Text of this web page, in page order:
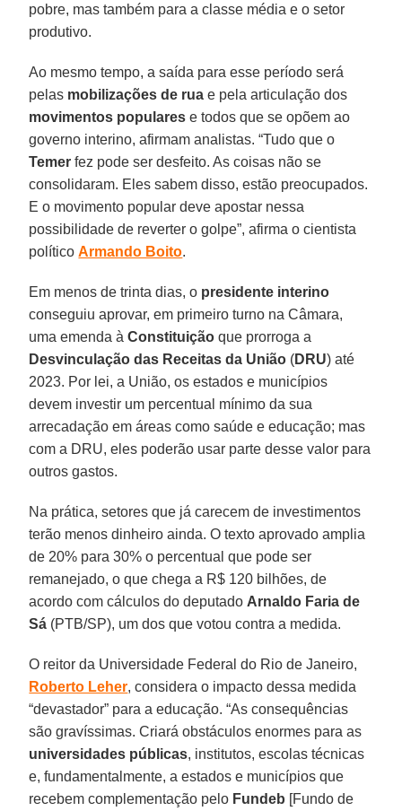
pobre, mas também para a classe média e o setor
produtivo.
Ao mesmo tempo, a saída para esse período será
pelas mobilizações de rua e pela articulação dos
movimentos populares e todos que se opõem ao
governo interino, afirmam analistas. “Tudo que o
Temer fez pode ser desfeito. As coisas não se
consolidaram. Eles sabem disso, estão preocupados.
E o movimento popular deve apostar nessa
possibilidade de reverter o golpe”, afirma o cientista
políticoArmando Boito.
Em menos de trinta dias, o presidente interino
conseguiu aprovar, em primeiro turno na Câmara,
uma emenda àConstituição que prorroga a
Desvinculação das Receitas da União (DRU) até
2023. Por lei, a União, os estados e municípios
devem investir um percentual mínimo da sua
arrecadação em áreas como saúde e educação; mas
com a DRU, eles poderão usar parte desse valor para
outros gastos.
Na prática, setores que já carecem de investimentos
terão menos dinheiro ainda. O texto aprovado amplia
de 20% para 30% o percentual que pode ser
remanejado, o que chega a R$ 120 bilhões, de
acordo com cálculos do deputado Arnaldo Faria de
Sá (PTB/SP), um dos que votou contra a medida.
O reitor da Universidade Federal do Rio de Janeiro,
Roberto Leher, considera o impacto dessa medida
“devastador” para a educação. “As consequências
são gravíssimas. Criará obstáculos enormes para as
universidades públicas, institutos, escolas técnicas
e, fundamentalmente, a estados e municípios que
recebem complementação pelo Fundeb [Fundo de